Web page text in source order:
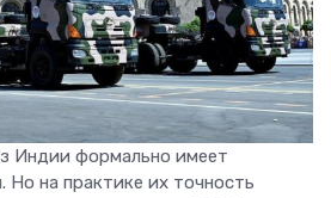
Индии формально имеет
Но на практике их точность